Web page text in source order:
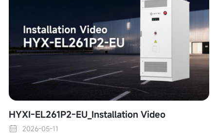
HYXI-EL261P2-EU_Installation Video
2026-05-11